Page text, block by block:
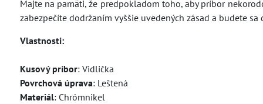
Majte na pamäti, že predpokladom toho, aby príbor
zabezpečíte dodržaním vyššie uvedených zásad a budete
Vlastnosti:
Kusový príbor: Vidlička
Povrchová úprava: Leštená
Materiál: Chrómnikel